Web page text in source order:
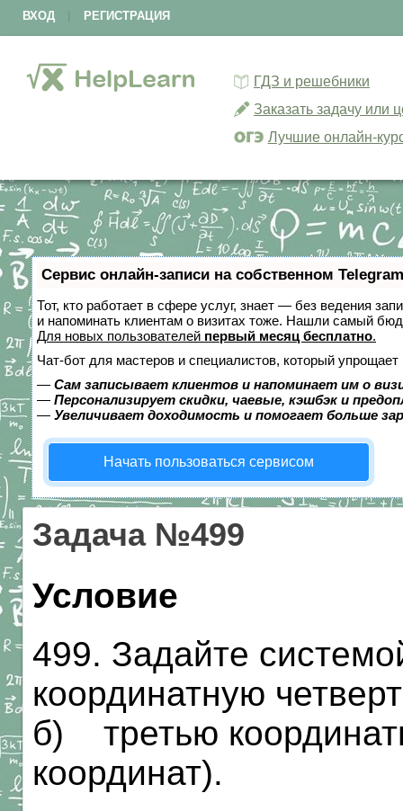
ВХОД РЕГИСТРАЦИЯ
ГДЗ и решебники
Заказать задачу или
Лучшие онлайн-
Сервис онлайн-записи на собственном
Тот, кто работает в сфере услуг, знает — без ведения
и напоминать клиентам о визитах тоже. Нашли самый
Для новых пользователей первый месяц бесплатно.
Чат-бот для мастеров и специалистов, который упрощает
— Сам записывает клиентов и напоминает им о
— Персонализирует скидки, чаевые, кэшбэк и
— Увеличивает доходимость и помогает больше
Начать пользоваться сервисом
Задача №499
Условие
499. Задайте
координатную
б) третью
координат).